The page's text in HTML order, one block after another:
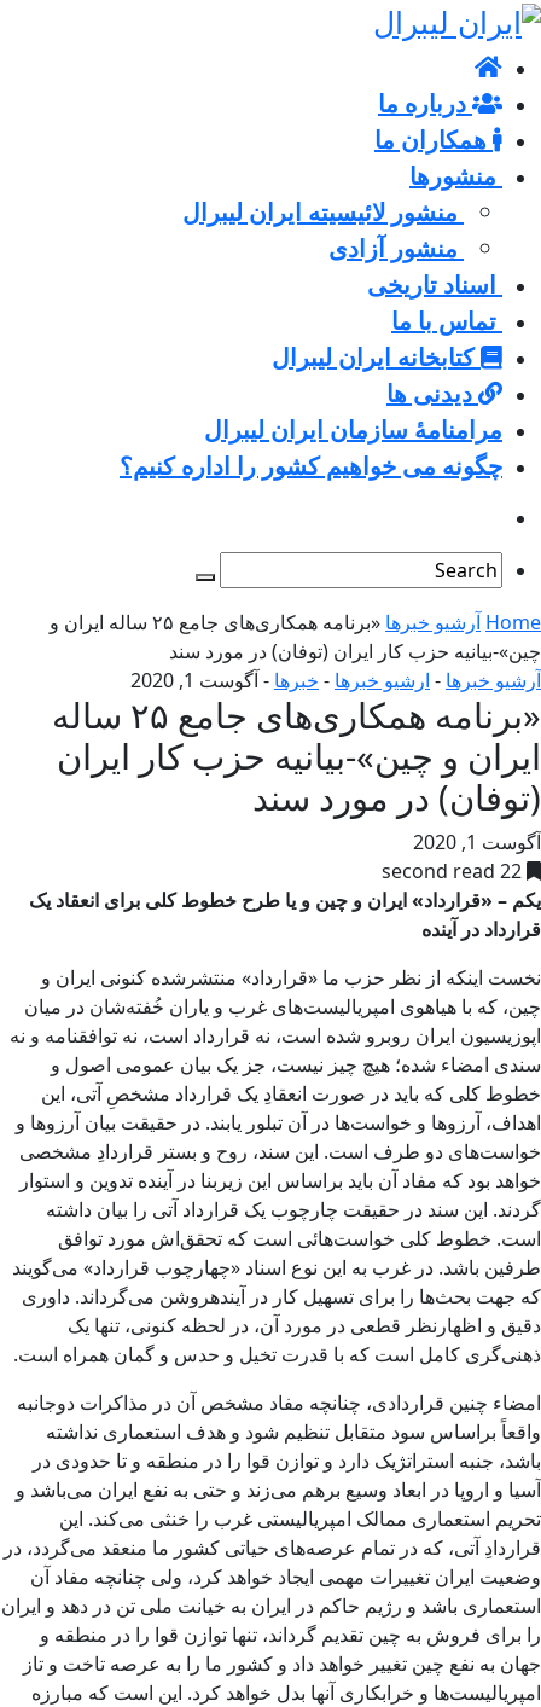
درباره ما
همکاران ما
منشورها
منشور لائیسیته ایران لیبرال
منشور آزادی
اسناد تاریخی
تماس با ما
کتابخانه ایران لیبرال
دیدنی ها
مرامنامۀ سازمان ایران لیبرال
چگونه می خواهیم کشور را اداره کنیم؟
Home آرشیو خبرها
«برنامه همکاری‌های جامع ۲۵ ساله ایران و
چین»-بیانیه حزب کار ایران (توفان) در مورد سند
آرشیو خبرها - ارشیو خبرها - خبرها -آگوست 1, 2020
«برنامه همکاری‌های جامع ۲۵ ساله
ایران و چین»-بیانیه حزب کار ایران
(توفان) در مورد سند
آگوست 1, 2020
22 second read
یکم – «قرارداد» ایران و چین و یا طرح خطوط کلی برای انعقاد یک
قرارداد در آینده
نخست اینکه از نظر حزب ما «قرارداد» منتشرشده کنونی ایران و
چین، که با هیاهوی امپریالیست‌های غرب و یاران خُفته‌شان در میان
اپوزیسیون ایران روبرو شده است، نه قرارداد است، نه توافقنامه و نه
سندی امضاء شده؛ هیچ چیز نیست، جز یک بیان عمومی اصول و
خطوط کلی که باید در صورت انعقادِ یک قرارداد مشخصِ آتی، این
اهداف، آرزوها و خواست‌ها در آن تبلور یابند. در حقیقت بیان آرزوها و
خواست‌های دو طرف است. این سند، روح و بستر قراردادِ مشخصی
خواهد بود که مفاد آن باید براساس این زیربنا در آینده تدوین و استوار
گردند. این سند در حقیقت چارچوب یک قرارداد آتی را بیان داشته
است. خطوط کلی خواست‌هائی است که تحقق‌اش مورد توافق
طرفین باشد. در غرب به این نوع اسناد «چهارچوب قرارداد» می‌گویند
که جهت بحث‌ها را برای تسهیل کار در آیندهروشن می‌گرداند. داوری
دقیق و اظهارنظر قطعی در مورد آن، در لحظه کنونی، تنها یک
ذهنی‌گری کامل است که با قدرت تخیل و حدس و گمان همراه است.
امضاء چنین قراردادی، چنانچه مفاد مشخص آن در مذاکرات دوجانبه
واقعاً براساس سود متقابل تنظیم شود و هدف استعماری نداشته
باشد، جنبه استراتژیک دارد و توازن قوا را در منطقه و تا حدودی در
آسیا و اروپا در ابعاد وسیع برهم می‌زند و حتی به نفع ایران می‌باشد و
تحریم استعماری ممالک امپریالیستی غرب را خنثی می‌کند. این
قراردادِ آتی، که در تمام عرصه‌های حیاتی کشور ما منعقد می‌گردد، در
وضعیت ایران تغییرات مهمی ایجاد خواهد کرد، ولی چنانچه مفاد آن
استعماری باشد و رژیم حاکم در ایران به خیانت ملی تن در دهد و ایران
را برای فروش به چین تقدیم گرداند، تنها توازن قوا را در منطقه و
جهان به نفع چین تغییر خواهد داد و کشور ما را به عرصه تاخت و تاز
امپریالیست‌ها و خرابکاری آنها بدل خواهد کرد. این است که مبارزه